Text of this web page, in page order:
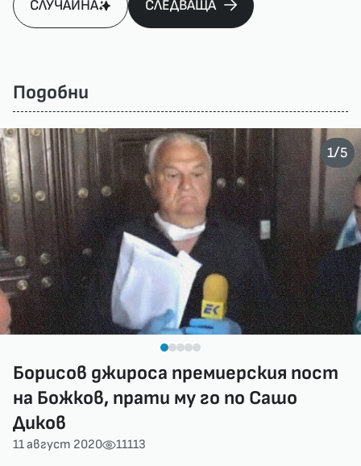
СЛУЧАЙНА СЛЕДВАЩА
Подобни
Борисов джироса премиерския пост
на Божков, прати му го по Сашо
Диков
11 август 2020 11113
1/5